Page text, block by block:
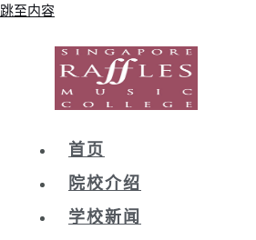
跳至内容
首页
院校介绍
学校新闻